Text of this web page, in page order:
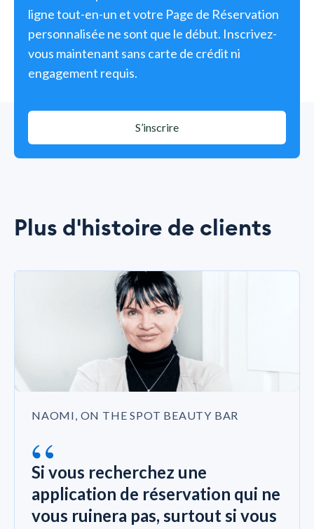
ligne tout-en-un et votre Page de Réservation
personnalisée ne sont que le début. Inscrivez-
vous maintenant sans carte de crédit ni
engagement requis.
S’inscrire
Plus d'histoire de clients
NAOMI, ON THE SPOT BEAUTY BAR
“
Si vous recherchez une
application de réservation qui ne
vous ruinera pas, surtout si vous